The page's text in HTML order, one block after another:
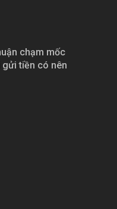
chạm mốc
tiền có nên